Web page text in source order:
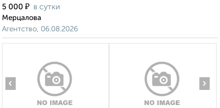
5 000 ₽ в сутки
Мерцалова
Агентство, 06.08.2026
‹ ›